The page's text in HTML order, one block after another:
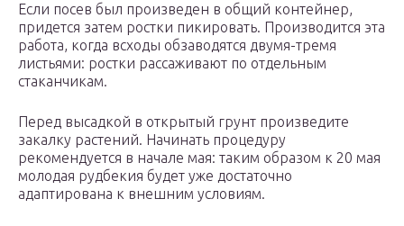
Если посев был произведен в общий контейнер,
придется затем ростки пикировать. Производится эта
работа, когда всходы обзаводятся двумя-тремя
листьями: ростки рассаживают по отдельным
стаканчикам.
Перед высадкой в открытый грунт произведите
закалку растений. Начинать процедуру
рекомендуется в начале мая: таким образом к 20 мая
молодая рудбекия будет уже достаточно
адаптирована к внешним условиям.